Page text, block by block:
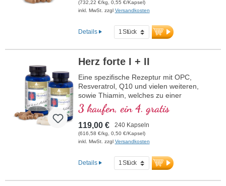
(732,22 €/kg, 0,55 €/Kapsel)
inkl. MwSt. zzgl Versandkosten
Details
Herz forte I + II
Eine spezifische Rezeptur mit OPC,
Resveratrol, Q10 und vielen weiteren,
sowie Thiamin, welches zu einer
normalen Herzfunktion beiträgt. (Rezeptur
1 und Rezeptur 2)
3 kaufen, ein 4. gratis
119,00 € 240 Kapseln
(616,58 €/kg, 0,50 €/Kapsel)
inkl. MwSt. zzgl Versandkosten
Details